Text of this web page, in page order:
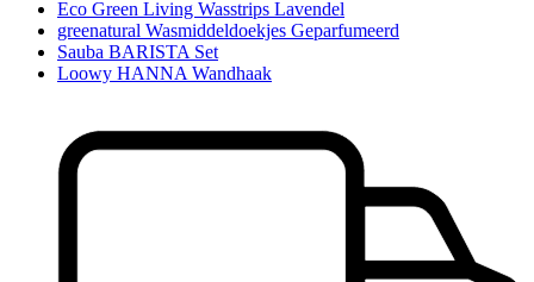
Eco Green Living Wasstrips Lavendel
greenatural Wasmiddeldoekjes Geparfumeerd
Sauba BARISTA Set
Loowy HANNA Wandhaak